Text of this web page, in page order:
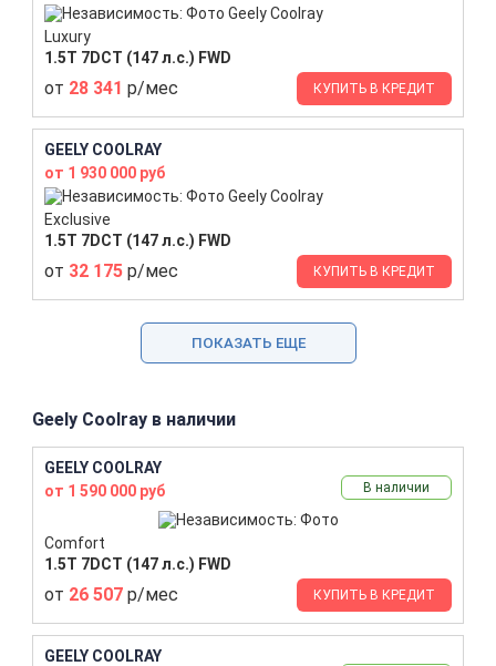
Luxury
1.5T 7DCT (147 л.с.) FWD
от 28 341 р/мес КУПИТЬ В КРЕДИТ
GEELY COOLRAY
от 1 930 000 руб
Exclusive
1.5T 7DCT (147 л.с.) FWD
от 32 175 р/мес КУПИТЬ В КРЕДИТ
ПОКАЗАТЬ ЕЩЕ
Geely Coolray в наличии
GEELY COOLRAY
от 1 590 000 руб
В наличии
Comfort
1.5T 7DCT (147 л.с.) FWD
от 26 507 р/мес КУПИТЬ В КРЕДИТ
GEELY COOLRAY